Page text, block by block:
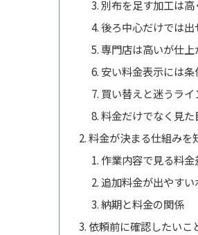
別布を足す加工は
後ろ中心だけでは
専門店は高いが仕
安い料金表示には条
買い替えと迷うライ
料金だけでなく見
料金が決まる仕組みを
作業内容で見る料金
追加料金が出やすい
納期と料金の関係
依頼前に確認したいこ